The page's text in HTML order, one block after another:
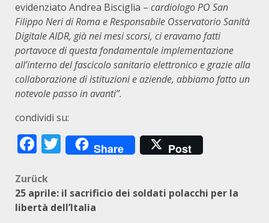
evidenziato Andrea Bisciglia – cardiologo PO San
Filippo Neri di Roma e Responsabile Osservatorio Sanità
Digitale AIDR, già nei mesi scorsi, ci eravamo fatti
portavoce di questa fondamentale implementazione
all’interno del fascicolo sanitario elettronico e grazie alla
collaborazione di istituzioni e aziende, abbiamo fatto un
notevole passo in avanti”.
condividi su:
Facebook
Twitter
Share Post
Beitragsnavigation
Zurück
25 aprile: il sacrificio dei soldati polacchi per la
libertà dell’Italia